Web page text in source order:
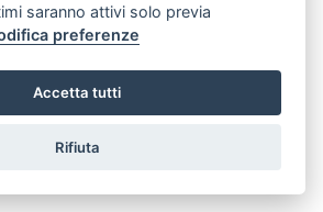
saranno attivi solo previa
preferenze
Accetta tutti
Rifiuta